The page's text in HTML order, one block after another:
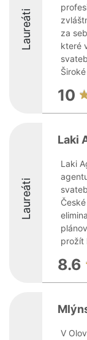
Laureáti
za
které
10
Laureáti
Laki
Laki
prožít
8.6
V